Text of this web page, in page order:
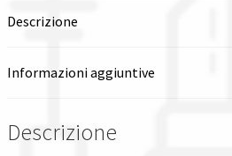
Descrizione
Informazioni aggiuntive
Descrizione